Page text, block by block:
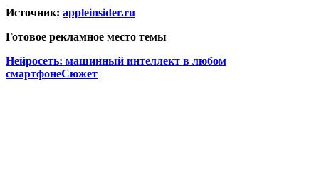
Источник: appleinsider.ru
Готовое рекламное место темы
Нейросеть: машинный интеллект в любом
смартфонеСюжет